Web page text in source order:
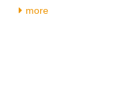
more